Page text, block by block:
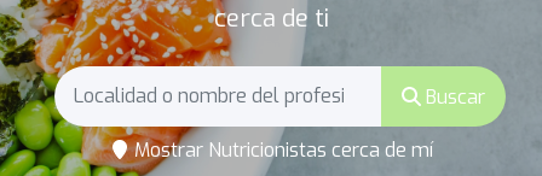
cerca de ti
Buscar
Mostrar Nutricionistas cerca de mí